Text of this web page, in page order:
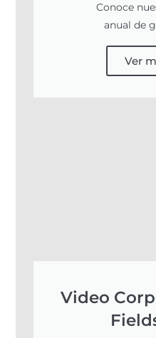
Conoce
anual de
Ver
Video